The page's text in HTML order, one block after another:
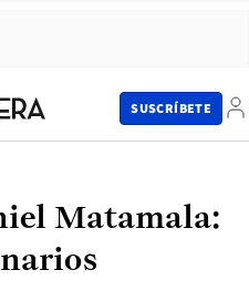
SUSCRÍBETE
Matamala: